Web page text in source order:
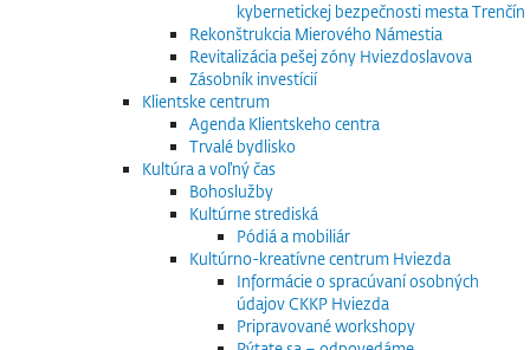
kybernetickej bezpečnosti mesta Trenčín
Rekonštrukcia Mierového Námestia
Revitalizácia pešej zóny Hviezdoslavova
Zásobník investícií
Klientske centrum
Agenda Klientskeho centra
Trvalé bydlisko
Kultúra a voľný čas
Bohoslužby
Kultúrne strediská
Pódiá a mobiliár
Kultúrno-kreatívne centrum Hviezda
Informácie o spracúvaní osobných
údajov CKKP Hviezda
Pripravované workshopy